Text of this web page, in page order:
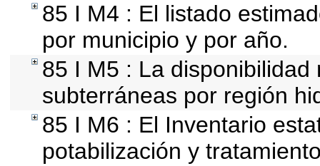
85 I M4 : El listado
por municipio y por año.
85 I M5 : La
subterráneas por región
85 I M6 : El Inventario
potabilización y